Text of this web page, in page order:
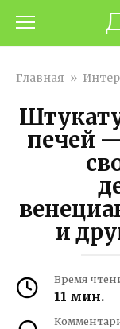
контенту
Главная »
печей
и
Время
11 мин.